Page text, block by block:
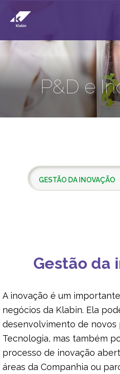
Pular para o Conteúdo principal
P&D e
MÚLTIPLOS USOS DA
GESTÃO DA INOVAÇÃO
Gestão da
A inovação é um
negócios da Klabin. Ela
desenvolvimento de
Tecnologia, mas também
processo de inovação
áreas da Companhia ou